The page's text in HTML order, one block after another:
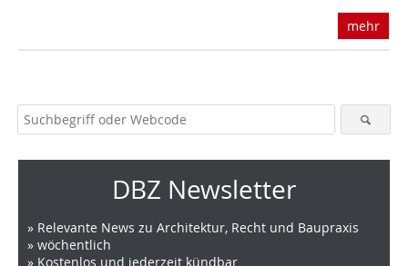
mehr
DBZ Newsletter
» Relevante News zu Architektur, Recht und Baupraxis
» wöchentlich
» Kostenlos und jederzeit kündbar